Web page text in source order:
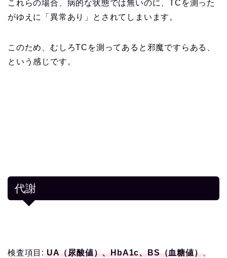
これらの場合、病的な状態では無いのに、TCを測った
がゆえに「異常あり」とされてしまいます。
このため、むしろTCを測ってあると邪魔ですらある、
という感じです。
代謝
検査項目:UA（尿酸値）、HbA1c、BS（血糖値）。